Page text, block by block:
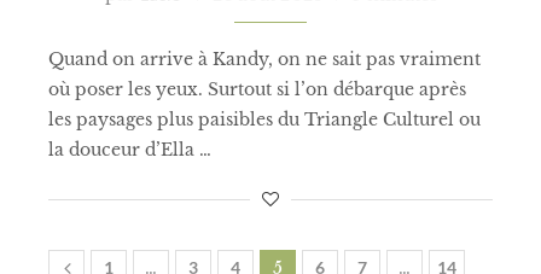
Quand on arrive à Kandy, on ne sait pas vraiment
où poser les yeux. Surtout si l’on débarque après
les paysages plus paisibles du Triangle Culturel ou
la douceur d’Ella …
1 … 3 4 5 6 7 … 14